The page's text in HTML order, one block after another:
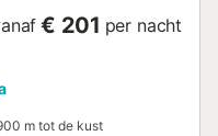
€ 201 per nacht
m tot de kust